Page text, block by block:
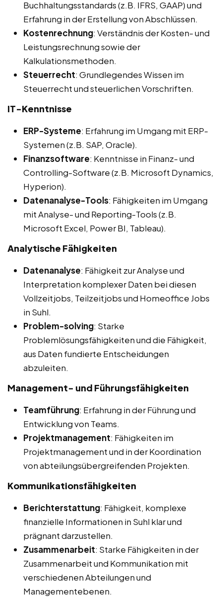
Buchhaltungsstandards (z.B. IFRS, GAAP) und
Erfahrung in der Erstellung von Abschlüssen.
Kostenrechnung: Verständnis der Kosten- und
Leistungsrechnung sowie der
Kalkulationsmethoden.
Steuerrecht: Grundlegendes Wissen im
Steuerrecht und steuerlichen Vorschriften.
IT-Kenntnisse
ERP-Systeme: Erfahrung im Umgang mit ERP-
Systemen (z.B. SAP, Oracle).
Finanzsoftware: Kenntnisse in Finanz- und
Controlling-Software (z.B. Microsoft Dynamics,
Hyperion).
Datenanalyse-Tools: Fähigkeiten im Umgang
mit Analyse- und Reporting-Tools (z.B.
Microsoft Excel, Power BI, Tableau).
Analytische Fähigkeiten
Datenanalyse: Fähigkeit zur Analyse und
Interpretation komplexer Daten bei diesen
Vollzeitjobs, Teilzeitjobs und Homeoffice Jobs
in Suhl.
Problem-solving: Starke
Problemlösungsfähigkeiten und die Fähigkeit,
aus Daten fundierte Entscheidungen
abzuleiten.
Management- und Führungsfähigkeiten
Teamführung: Erfahrung in der Führung und
Entwicklung von Teams.
Projektmanagement: Fähigkeiten im
Projektmanagement und in der Koordination
von abteilungsübergreifenden Projekten.
Kommunikationsfähigkeiten
Berichterstattung: Fähigkeit, komplexe
finanzielle Informationen in Suhl klar und
prägnant darzustellen.
Zusammenarbeit: Starke Fähigkeiten in der
Zusammenarbeit und Kommunikation mit
verschiedenen Abteilungen und
Managementebenen.